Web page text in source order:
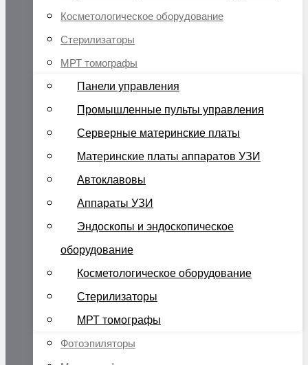
Косметологическое оборудование
Стерилизаторы
МРТ томографы
Панели управления
Промышленные пульты управления
Серверные материнские платы
Материнские платы аппаратов УЗИ
Автоклавовы
Аппараты УЗИ
Эндоскопы и эндоскопическое
оборудование
Косметологическое оборудование
Стерилизаторы
МРТ томографы
Фотоэпиляторы